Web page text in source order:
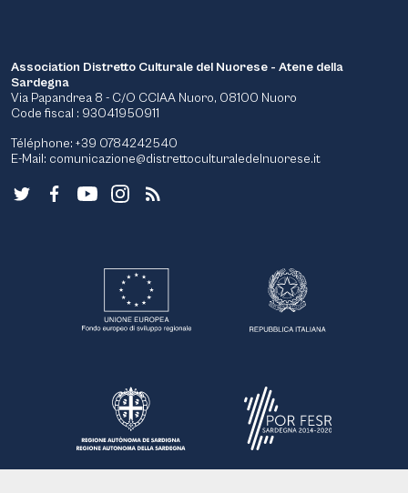
Association Distretto Culturale del Nuorese - Atene della
Sardegna
Via Papandrea 8 - C/O CCIAA Nuoro, 08100 Nuoro
Code fiscal : 93041950911
Téléphone: +39 0784242540
E-Mail: comunicazione@distrettoculturaledelnuorese.it